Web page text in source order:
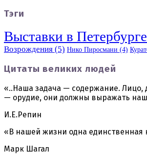
Тэги
Выставки в Петербурге
Возрождения (5) Нико Пиросмани (4)
Цитаты великих людей
«..Наша задача — содержание. Лицо,
— орудие, они должны выражать
И.Е.Репин
«В нашей жизни одна единственная
Марк Шагал